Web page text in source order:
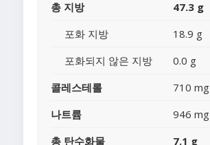
총 지방 47.3 g
포화 지방
18.9 g
포화되지 않은 지방
0.0 g
콜레스테롤
710 mg
나트륨
946 mg
총 탄수화물
7.1 g